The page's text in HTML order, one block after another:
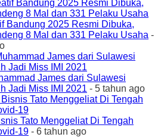
Bandung 2025 Resmi Dibuka,
8 Mal dan 331 Pelaku Usaha -
James dari Sulawesi
Jadi Miss IMI 2021 - 5 tahun ago
Tato Menggeliat Di Tengah
19 - 6 tahun ago